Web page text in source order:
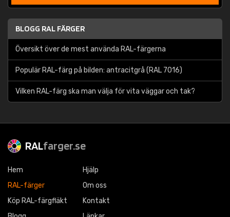
BLOGG RAL FÄRGER
Översikt över de mest använda RAL-färgerna
Populär RAL-färg på bilden: antracitgrå (RAL 7016)
Vilken RAL-färg ska man välja för vita väggar och tak?
RALfarger.se
Hem
RAL-färger
Köp RAL-färgfläkt
Hjälp
Om oss
Kontakt